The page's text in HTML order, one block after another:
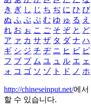
き ぎ し じ ち ぢ に ひ び
ぬ ふ ぶ ぷ む ゆ ゅ る え
れ お ぉ こ ご そ ぞ と ど
ア ァ カ サ ザ タ ダ ナ ハ
ギ シ ジ チ ヂ ニ ヒ ビ ピ
フ ブ プ ム ユ ュ ル エ ェ
ォ コ ゴ ソ ゾ ト ド ノ ホ
http://chineseinput.net/에서
할 수 있습니다.